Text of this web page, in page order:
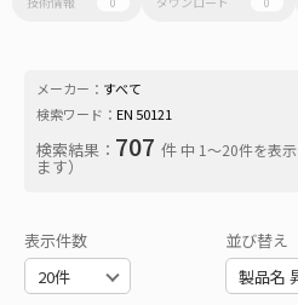
メーカー： すべて
検索ワード： EN 50121
検索結果： 707 件 中 1〜20件を表示
ます）
表示件数 並び替え